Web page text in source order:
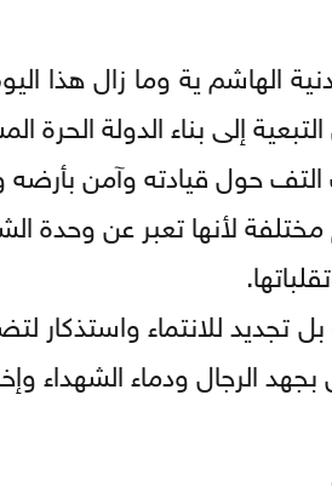
الهاشم ية وما زال هذا
إلى بناء الدولة الحرة
حول قيادته وآمن بأرضه
لأنها تعبر عن وحدة
تجديد للانتماء
الرجال ودماء الشهداء